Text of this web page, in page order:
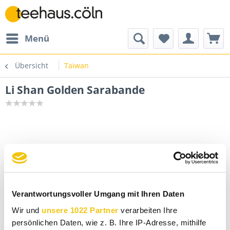
Verantwortungsvoller Umgang mit Ihren Daten
Wir und unsere 1022 Partner verarbeiten Ihre
persönlichen Daten, wie z. B. Ihre IP-Adresse, mithilfe
Menü
Übersicht Taiwan
Li Shan Golden Sarabande